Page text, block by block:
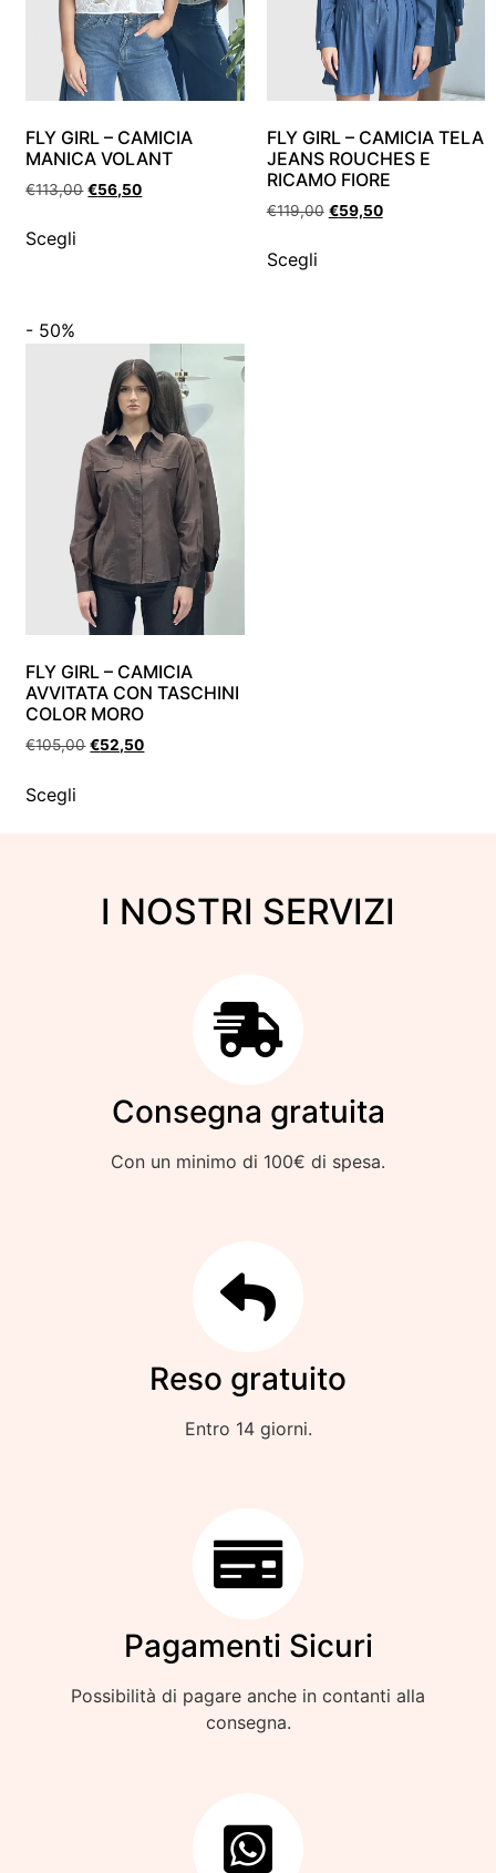
FLY GIRL – CAMICIA
MANICA VOLANT
€113,00 €56,50
Scegli
FLY GIRL – CAMICIA TELA
JEANS ROUCHES E
RICAMO FIORE
€119,00 €59,50
Scegli
- 50%
FLY GIRL – CAMICIA
AVVITATA CON TASCHINI
COLOR MORO
€105,00 €52,50
Scegli
I NOSTRI SERVIZI
Consegna gratuita
Con un minimo di 100€ di spesa.
Reso gratuito
Entro 14 giorni.
Pagamenti Sicuri
Possibilità di pagare anche in contanti alla
consegna.